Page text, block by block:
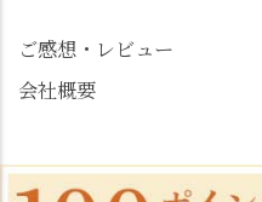
ご感想・レビュー
会社概要